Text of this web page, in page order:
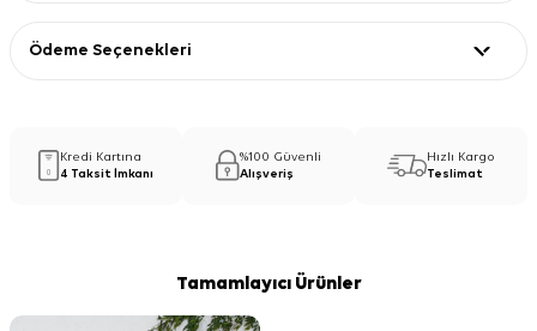
Ödeme Seçenekleri
Kredi Kartına
4 Taksit İmkanı
%100 Güvenli
Alışveriş
Hızlı Kargo
Teslimat
Tamamlayıcı Ürünler